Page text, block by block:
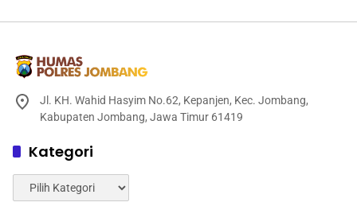
Jl. KH. Wahid Hasyim No.62, Kepanjen, Kec. Jombang,
Kabupaten Jombang, Jawa Timur 61419
Kategori
Kategori